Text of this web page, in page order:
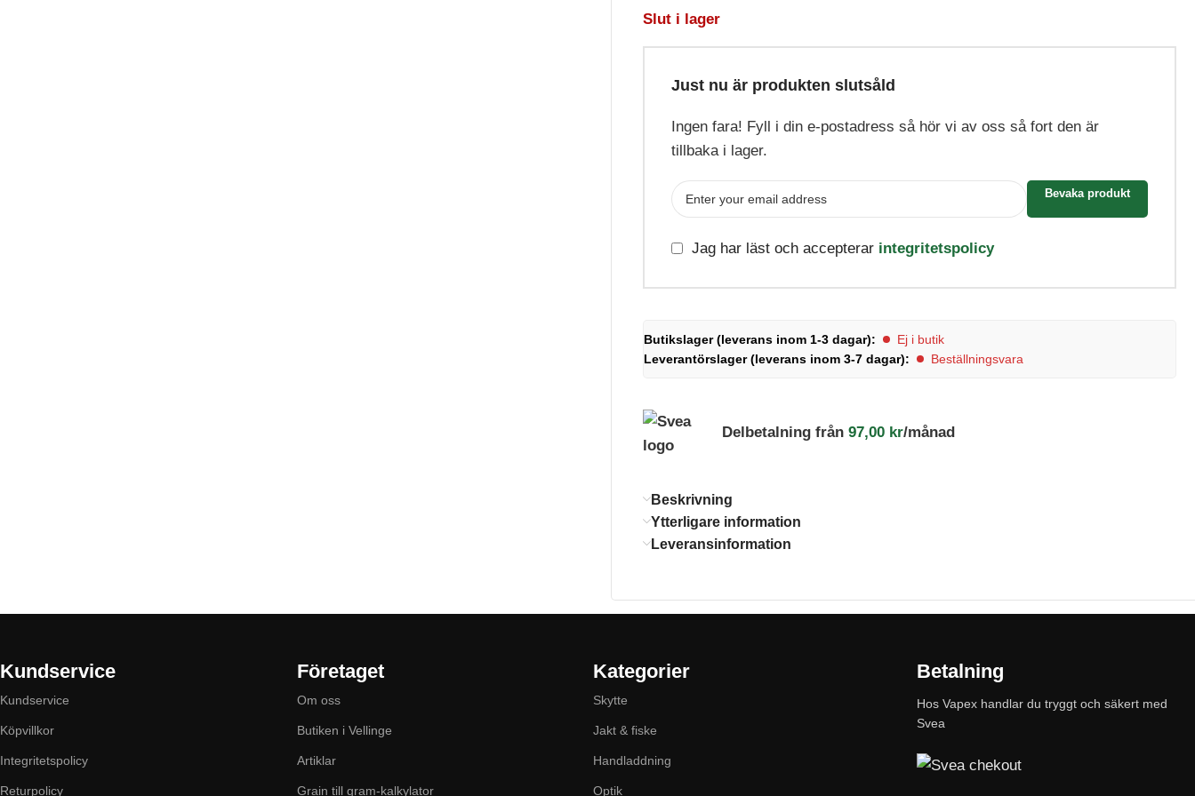
Slut i lager
Just nu är produkten slutsåld
Ingen fara! Fyll i din e-postadress så hör vi av oss så fort den är
tillbaka i lager.
Bevaka produkt
Jag har läst och accepterar integritetspolicy
Butikslager (leverans inom 1-3 dagar):
Ej i butik
Leverantörslager (leverans inom 3-7 dagar):
Beställningsvara
Delbetalning från 97,00 kr/månad
Beskrivning
Ytterligare information
Leveransinformation
Kundservice
Kundservice
Köpvillkor
Integritetspolicy
Returpolicy
Företaget
Om oss
Butiken i Vellinge
Artiklar
Grain till gram-kalkylator
Kategorier
Skytte
Jakt & fiske
Handladdning
Optik
Betalning
Hos Vapex handlar du tryggt och säkert med
Svea